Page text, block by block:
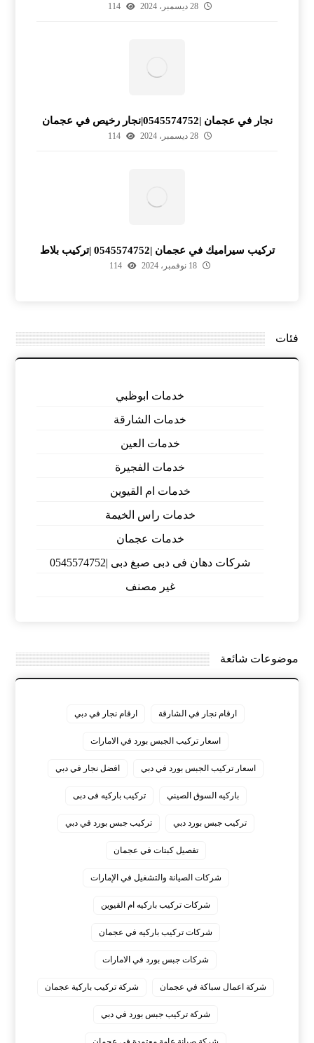
28 ديسمبر، 2024 114
نجار في عجمان |0545574752|نجار رخيص في عجمان
28 ديسمبر، 2024 114
تركيب سيراميك في عجمان |0545574752 |تركيب بلاط
18 نوفمبر، 2024 114
فئات
خدمات ابوظبي
خدمات الشارقة
خدمات العين
خدمات الفجيرة
خدمات ام القيوين
خدمات راس الخيمة
خدمات عجمان
شركات دهان فى دبى صبغ دبى |0545574752
غير مصنف
موضوعات شائعة
ارقام نجار في الشارقة ارقام نجار في دبي
اسعار تركيب الجبس بورد في الامارات
اسعار تركيب الجبس بورد في دبي افضل نجار في دبي
باركيه السوق الصيني تركيب باركيه فى دبى
تركيب جبس بورد دبي تركيب جبس بورد في دبي
تفصيل كبتات في عجمان
شركات الصيانة والتشغيل في الإمارات
شركات تركيب باركيه ام القيوين
شركات تركيب باركيه في عجمان
شركات جبس بورد في الامارات
شركة اعمال سباكة في عجمان شركة تركيب باركية عجمان
شركة تركيب جبس بورد في دبي